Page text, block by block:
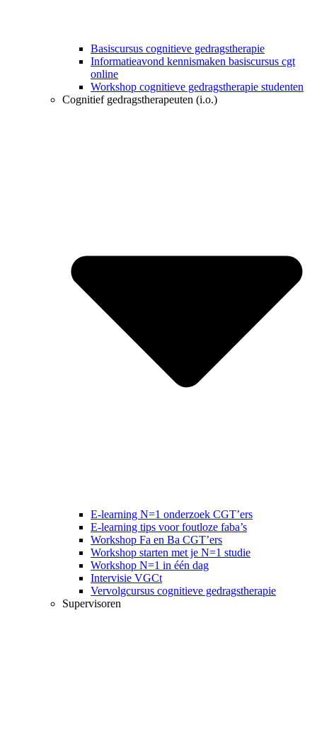
Basiscursus cognitieve gedragstherapie
Informatieavond kennismaken basiscursus cgt
online
Workshop cognitieve gedragstherapie studenten
Cognitief gedragstherapeuten (i.o.)
E-learning N=1 onderzoek CGT’ers
E-learning tips voor foutloze faba’s
Workshop Fa en Ba CGT’ers
Workshop starten met je N=1 studie
Workshop N=1 in één dag
Intervisie VGCt
Vervolgcursus cognitieve gedragstherapie
Supervisoren